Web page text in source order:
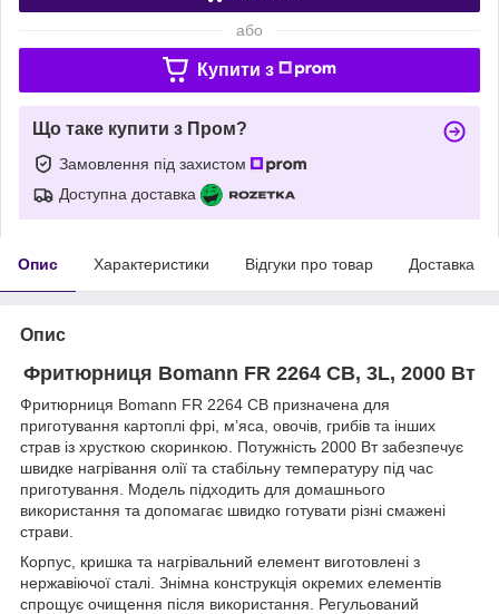
або
Купити з
Що таке купити з Пром?
Замовлення під захистом
Доступна доставка
Опис Характеристики Відгуки про товар Доставка
Опис
Фритюрниця Bomann FR 2264 CB, 3L, 2000 Вт
Фритюрниця Bomann FR 2264 CB призначена для
приготування картоплі фрі, м’яса, овочів, грибів та інших
страв із хрусткою скоринкою. Потужність 2000 Вт забезпечує
швидке нагрівання олії та стабільну температуру під час
приготування. Модель підходить для домашнього
використання та допомагає швидко готувати різні смажені
страви.
Корпус, кришка та нагрівальний елемент виготовлені з
нержавіючої сталі. Знімна конструкція окремих елементів
спрощує очищення після використання. Регульований